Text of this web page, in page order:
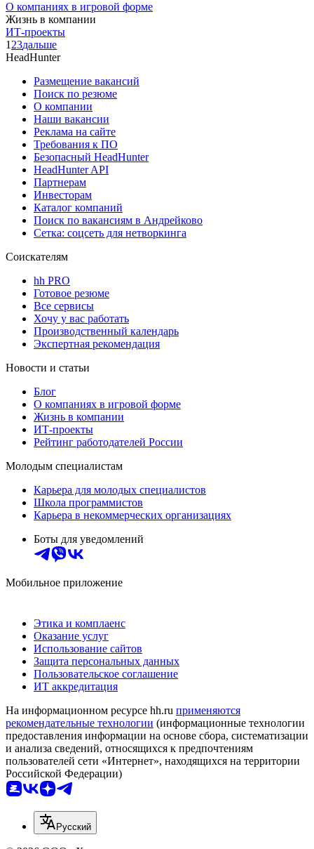
О компаниях в игровой форме
Жизнь в компании
ИТ-проекты
1 23дальше
HeadHunter
Размещение вакансий
Поиск по резюме
О компании
Наши вакансии
Реклама на сайте
Требования к ПО
Безопасный HeadHunter
HeadHunter API
Партнерам
Инвесторам
Каталог компаний
Поиск по вакансиям в Андрейково
Сетка: соцсеть для нетворкинга
Соискателям
hh PRO
Готовое резюме
Все сервисы
Хочу у вас работать
Производственный календарь
Экспертная рекомендация
Новости и статьи
Блог
О компаниях в игровой форме
Жизнь в компании
ИТ-проекты
Рейтинг работодателей России
Молодым специалистам
Карьера для молодых специалистов
Школа программистов
Карьера в некоммерческих организациях
Боты для уведомлений
Мобильное приложение
Этика и комплаенс
Оказание услуг
Использование сайтов
Защита персональных данных
Пользовательское соглашение
ИТ аккредитация
На информационном ресурсе hh.ru применяются
рекомендательные технологии (информационные технологии
предоставления информации на основе сбора, систематизации
и анализа сведений, относящихся к предпочтениям
пользователей сети «Интернет», находящихся на территории
Российской Федерации)
Русский